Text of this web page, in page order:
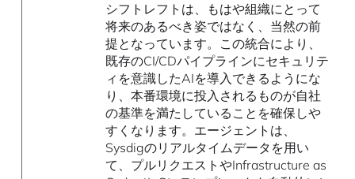
シフトレフトは、もはや組織にとって
将来のあるべき姿ではなく、当然の前
提となっています。この統合により、
既存のCI/CDパイプラインにセキュリテ
ィを意識したAIを導入できるようにな
り、本番環境に投入されるものが自社
の基準を満たしていることを確保しや
すくなります。エージェントは、
Sysdigのリアルタイムデータを用い
て、プルリクエストやInfrastructure as